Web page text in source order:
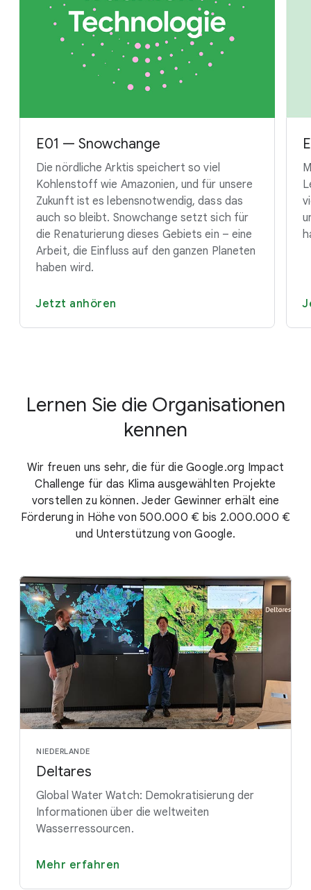
E01 — Snowchange
Die nördliche Arktis speichert so viel
Kohlenstoff wie Amazonien, und für unsere
Zukunft ist es lebensnotwendig, dass das
auch so bleibt. Snowchange setzt sich für
die Renaturierung dieses Gebiets ein – eine
Arbeit, die Einfluss auf den ganzen Planeten
haben wird.
Jetzt anhören
Lernen Sie die Organisationen
kennen
Wir freuen uns sehr, die für die Google.org Impact
Challenge für das Klima ausgewählten Projekte
vorstellen zu können. Jeder Gewinner erhält eine
Förderung in Höhe von 500.000 € bis 2.000.000 €
und Unterstützung von Google.
NIEDERLANDE
Deltares
Global Water Watch: Demokratisierung der
Informationen über die weltweiten
Wasserressourcen.
Mehr erfahren